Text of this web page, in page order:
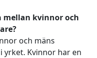
mellan kvinnor och
och mäns
yrket. Kvinnor har en